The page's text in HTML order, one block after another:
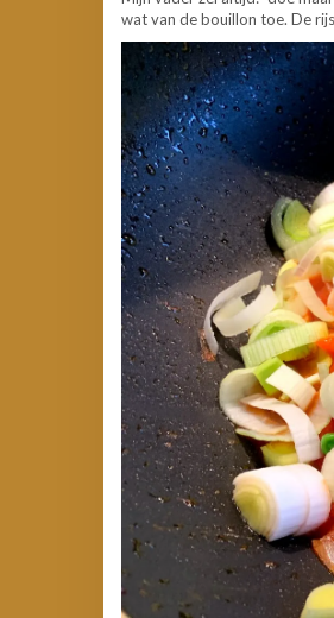
wat van de bouillon toe. De